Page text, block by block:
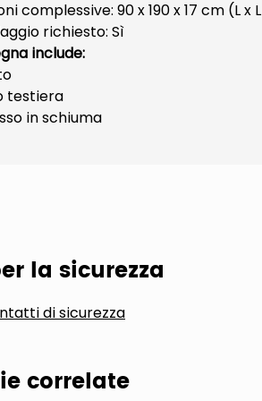
complessive: 90 x 190 x 17 cm (L x
richiesto: Sì
include:
testiera
in schiuma
la sicurezza
di sicurezza
correlate